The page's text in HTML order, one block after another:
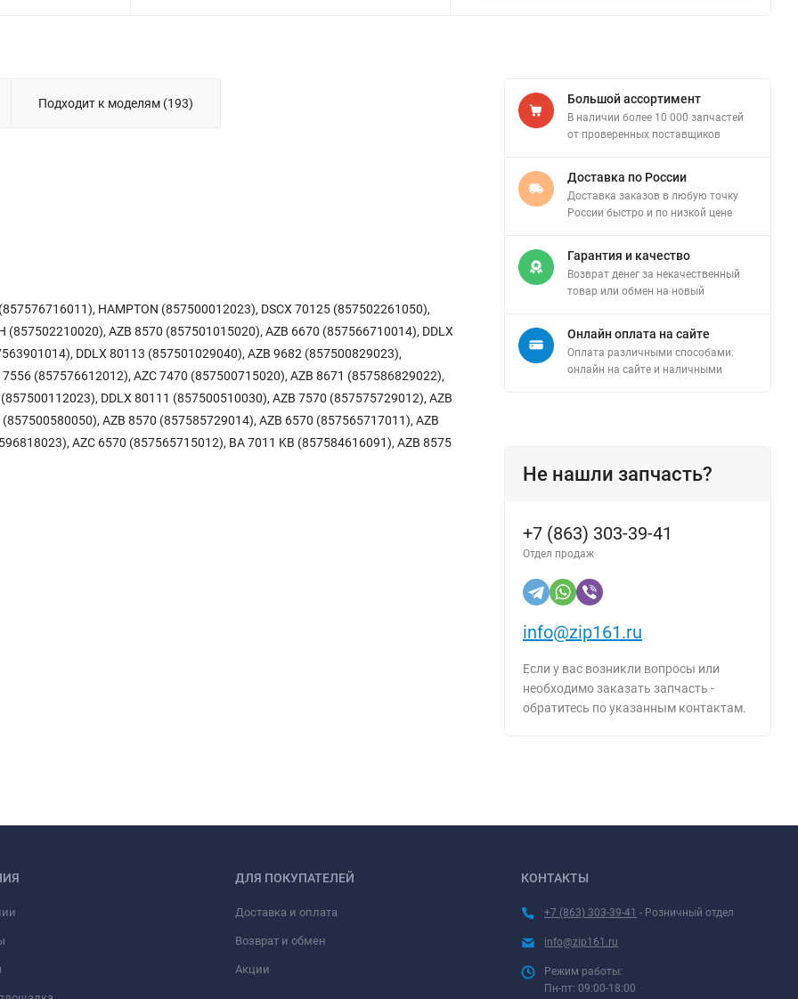
Подходит к моделям (193)
HAMPTON (857500012023), DSCX 70125 (857502261050),
(857502210020), AZB 8570 (857501015020), AZB 6670 (857566710014), DDLX
DDLX 80113 (857501029040), AZB 9682 (857500829023),
(857576612012), AZC 7470 (857500715020), AZB 8671 (857586829022),
DDLX 80111 (857500510030), AZB 7570 (857575729012), AZB
AZB 8570 (857585729014), AZB 6570 (857565717011), AZB
AZC 6570 (857565715012), BA 7011 KB (857584616091), AZB 8575
Большой ассортимент
В наличии более 10 000 запчастей
от проверенных поставщиков
Доставка по России
Доставка заказов в любую точку
России быстро и по низкой цене
Гарантия и качество
Возврат денег за некачественный
товар или обмен на новый
Онлайн оплата на сайте
Оплата различными способами:
онлайн на сайте и наличными
Не нашли запчасть?
+7 (863) 303-39-41
Отдел продаж
info@zip161.ru
Если у вас возникли вопросы или
необходимо заказать запчасть -
обратитесь по указанным контактам.
ДЛЯ ПОКУПАТЕЛЕЙ
Доставка и оплата
Возврат и обмен
Акции
КОНТАКТЫ
+7 (863) 303-39-41 - Розничный отдел
info@zip161.ru
Режим работы:
Пн-пт: 09:00-18:00